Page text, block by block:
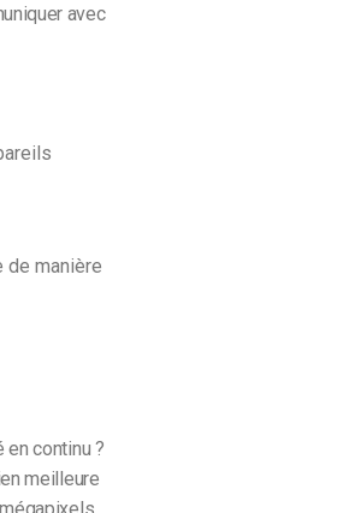
avec
de manière
continu ?
meilleure